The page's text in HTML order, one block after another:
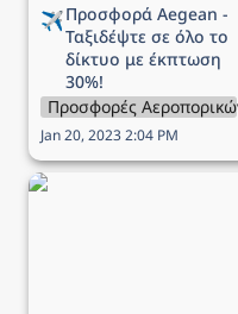
✈️
Ταξιδέψτε σε όλο το
δίκτυο με έκπτωση
30%!
Προσφορές
Jan 20, 2023 2:04 PM
Προσφορά Aegean -